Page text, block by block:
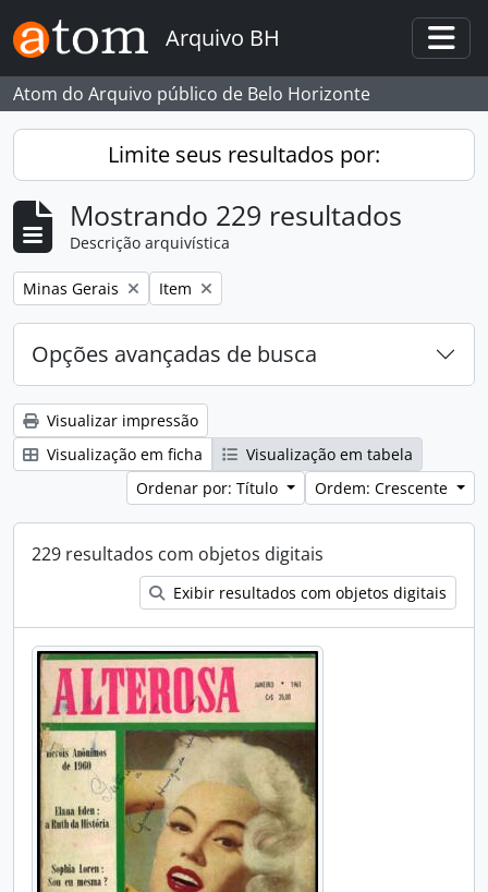
Skip to main content
Arquivo BH
Atom do Arquivo público de Belo Horizonte
Limite seus resultados por:
Mostrando 229 resultados
Descrição arquivística
Remover filtro:
Minas Gerais Remover filtro:
Item
Opções avançadas de busca
Visualizar impressão
Visualização em ficha
Visualização em tabela
Ordenar por: Título
Ordem: Crescente
229 resultados com objetos digitais
Exibir resultados com objetos digitais